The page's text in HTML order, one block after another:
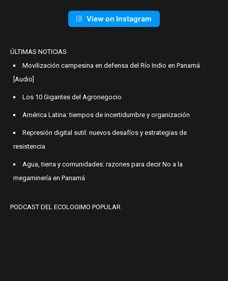
View on Instagram
ÚLTIMAS NOTICIAS
Movilización campesina en defensa del Río Indio en Panamá
[Audio]
Los 10 Gigantes del Agronegocio
América Latina: tiempos de incertidumbre y organización
Represión digital sutil: nuevos desafíos y estrategias de
resistencia
Agua, tierra y comunidades: razones para decir No a la
megaminería en Panamá
PODCAST DEL ECOLOGIMO POPULAR